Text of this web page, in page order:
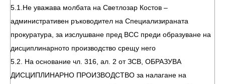
5.1.Не уважава молбата на Светлозар Костов –
административен ръководител на Специализираната
прокуратура, за изслушване пред ВСС преди образуване на
дисциплинарното производство срещу него
5.2. На основание чл. 316, ал. 2 от ЗСВ, ОБРАЗУВА
ДИСЦИПЛИНАРНО ПРОИЗВОДСТВО за налагане на